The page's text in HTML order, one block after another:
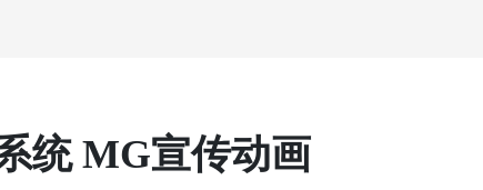
统 MG宣传动画